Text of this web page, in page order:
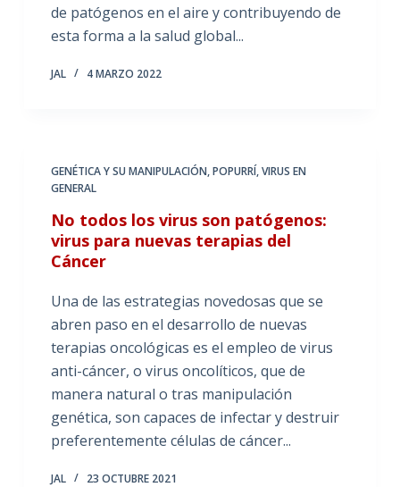
de patógenos en el aire y contribuyendo de
esta forma a la salud global...
JAL 4 MARZO 2022
GENÉTICA Y SU MANIPULACIÓN,POPURRÍ,VIRUS EN
GENERAL
No todos los virus son patógenos:
virus para nuevas terapias del
Cáncer
Una de las estrategias novedosas que se
abren paso en el desarrollo de nuevas
terapias oncológicas es el empleo de virus
anti-cáncer, o virus oncolíticos, que de
manera natural o tras manipulación
genética, son capaces de infectar y destruir
preferentemente células de cáncer...
JAL 23 OCTUBRE 2021